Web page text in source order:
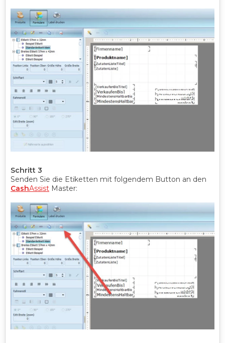
Schritt 3
Senden Sie die Etiketten mit folgendem Button an den
CashAssist Master: